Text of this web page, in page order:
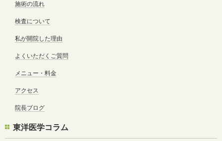
施術の流れ
検査について
私が開院した理由
よくいただくご質問
メニュー・料金
アクセス
院長ブログ
東洋医学コラム